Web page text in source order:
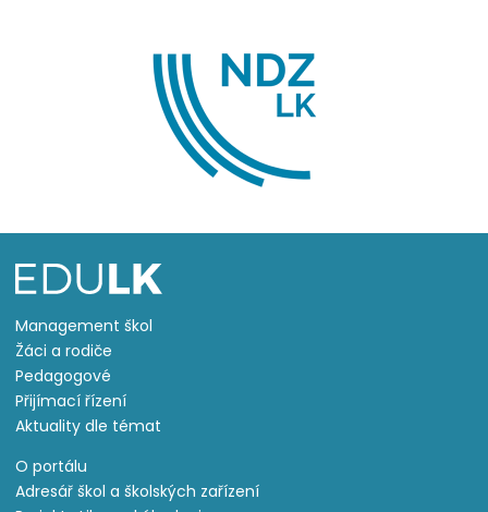
Management škol
Žáci a rodiče
Pedagogové
Přijímací řízení
Aktuality dle témat
O portálu
Adresář škol a školských zařízení